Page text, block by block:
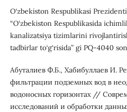
O‘zbekiston Respublikasi
“O‘zbekiston Respublikasida
kanalizatsiya tizimlarini
tadbirlar to‘g‘risida” gi PQ-4040
Абуталиев Ф.Б., Хабибуллаев И.
фильтрации подземных вод в
водоносных горизонтах //
исследований и обработки